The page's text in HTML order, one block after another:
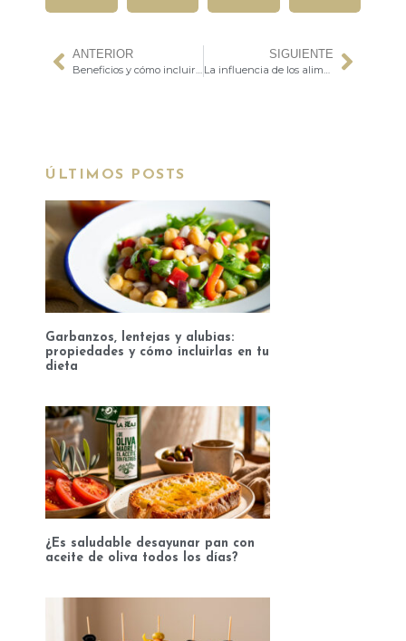
ANTERIOR
Beneficios y cómo incluir los arándanos en tus recetas diaria
SIGUIENTE
La influencia de los alimentos saludables en tu estado de ánimo (y debes tener muy en cuenta)
ÚLTIMOS POSTS
Garbanzos, lentejas y alubias:
propiedades y cómo incluirlas en tu
dieta
¿Es saludable desayunar pan con
aceite de oliva todos los días?